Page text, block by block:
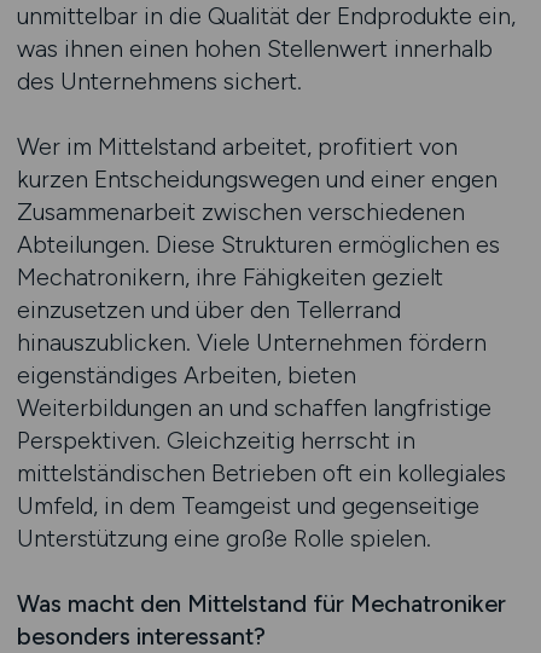
unmittelbar in die Qualität der Endprodukte ein,
was ihnen einen hohen Stellenwert innerhalb
des Unternehmens sichert.
Wer im Mittelstand arbeitet, profitiert von
kurzen Entscheidungswegen und einer engen
Zusammenarbeit zwischen verschiedenen
Abteilungen. Diese Strukturen ermöglichen es
Mechatronikern, ihre Fähigkeiten gezielt
einzusetzen und über den Tellerrand
hinauszublicken. Viele Unternehmen fördern
eigenständiges Arbeiten, bieten
Weiterbildungen an und schaffen langfristige
Perspektiven. Gleichzeitig herrscht in
mittelständischen Betrieben oft ein kollegiales
Umfeld, in dem Teamgeist und gegenseitige
Unterstützung eine große Rolle spielen.
Was macht den Mittelstand für Mechatroniker
besonders interessant?